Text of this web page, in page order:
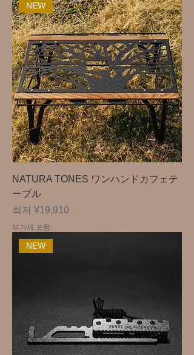
NEW
NATURA TONES ワンハンドカフェテ
ーブル
최저 ¥19,910
할인가
부가세 포함:
NEW